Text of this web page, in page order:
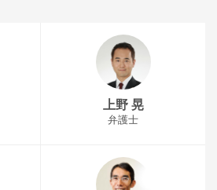
上野 晃
弁護士